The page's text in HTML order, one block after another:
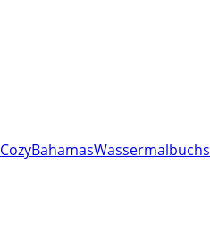
CozyBahamasWassermalbuch